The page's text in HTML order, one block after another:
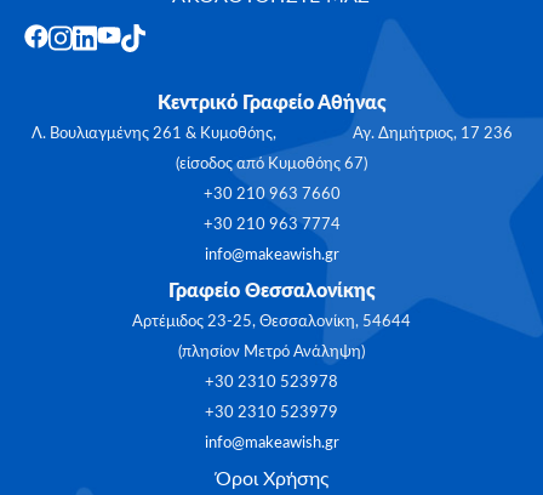
Κεντρικό Γραφείο Αθήνας
Λ. Βουλιαγμένης 261 & Κυμοθόης, Αγ. Δημήτριος, 17 236
(είσοδος από Κυμοθόης 67)
+30 210 963 7660
+30 210 963 7774
info@makeawish.gr
Γραφείο Θεσσαλονίκης
Αρτέμιδος 23-25, Θεσσαλονίκη, 54644
(πλησίον Μετρό Ανάληψη)
+30 2310 523978
+30 2310 523979
info@makeawish.gr
Όροι Χρήσης